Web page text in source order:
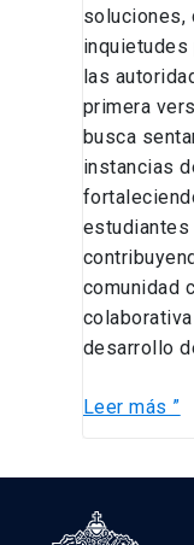
soluciones,
inquietudes
las
primera
busca
instancias
estudiantes
comunidad
desarrollo
Leer más ”